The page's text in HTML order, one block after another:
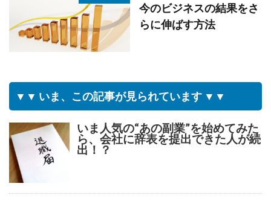
今のビジネスの結果をさ
らに伸ばす方法
▼▼ いま、この記事が見られています ▼▼
いま人気の“あの副業”を始めてみた
ら、会社に辞表を提出できた人が続
出！？